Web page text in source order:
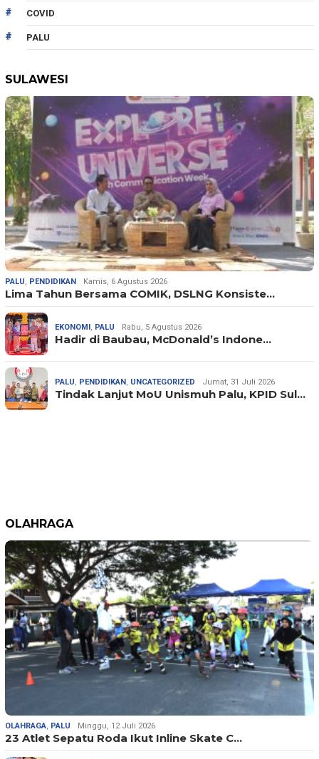
COVID
PALU
SULAWESI
PALU, PENDIDIKAN Kamis, 6 Agustus 2026
Lima Tahun Bersama COMIK, DSLNG Konsiste…
EKONOMI, PALU Rabu, 5 Agustus 2026
Hadir di Baubau, McDonald’s Indone…
PALU, PENDIDIKAN, UNCATEGORIZED Jumat, 31 Juli 2026
Tindak Lanjut MoU Unismuh Palu, KPID Sul…
OLAHRAGA
OLAHRAGA, PALU Minggu, 12 Juli 2026
23 Atlet Sepatu Roda Ikut Inline Skate C…